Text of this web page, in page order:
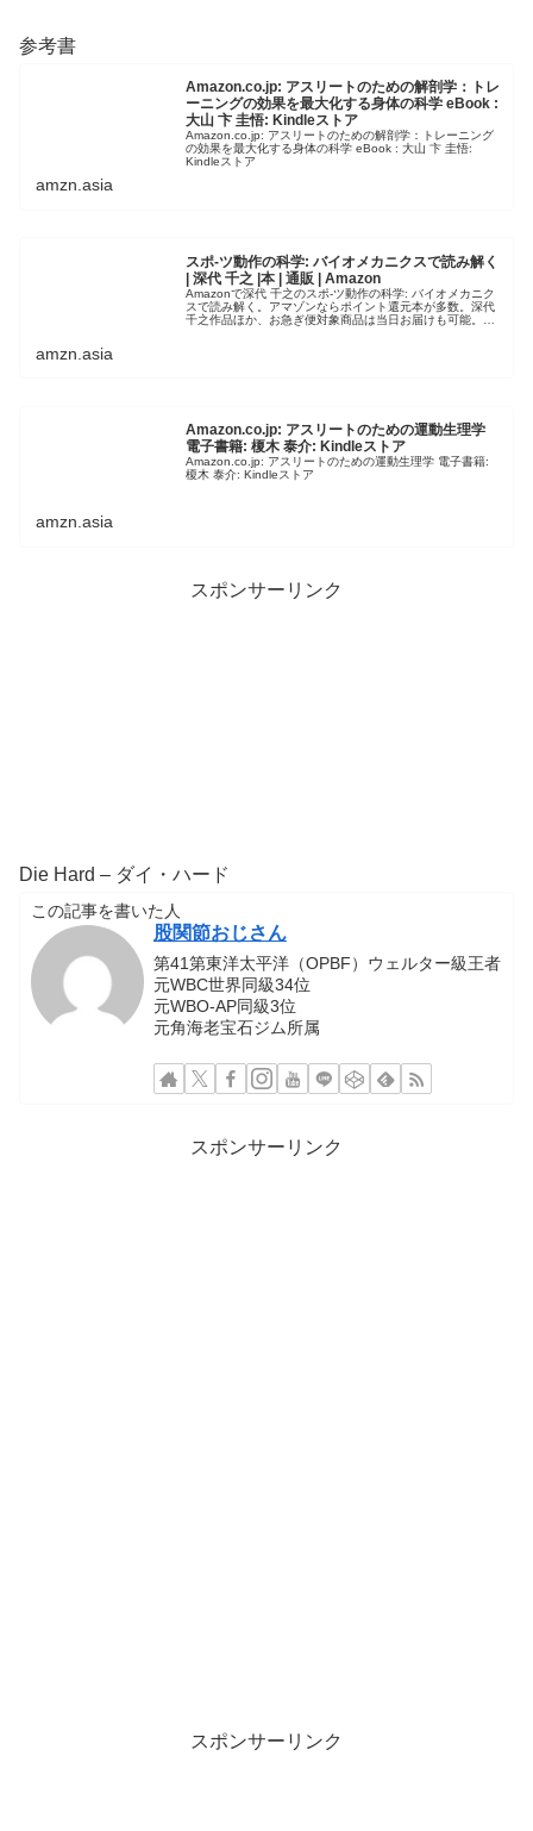
参考書
Amazon.co.jp: アスリートのための解剖学：トレ
ーニングの効果を最大化する身体の科学 eBook :
大山 卞 圭悟: Kindleストア
Amazon.co.jp: アスリートのための解剖学：トレーニング
の効果を最大化する身体の科学 eBook : 大山 卞 圭悟:
Kindleストア
amzn.asia
スポ-ツ動作の科学: バイオメカニクスで読み解く
| 深代 千之 |本 | 通販 | Amazon
Amazonで深代 千之のスポ-ツ動作の科学: バイオメカニク
スで読み解く。アマゾンならポイント還元本が多数。深代
千之作品ほか、お急ぎ便対象商品は当日お届けも可能。ま
amzn.asia
Amazon.co.jp: アスリートのための運動生理学
電子書籍: 榎木 泰介: Kindleストア
Amazon.co.jp: アスリートのための運動生理学 電子書籍:
榎木 泰介: Kindleストア
amzn.asia
スポンサーリンク
Die Hard – ダイ・ハード
この記事を書いた人
股関節おじさん
第41第東洋太平洋（OPBF）ウェルター級王者
元WBC世界同級34位
元WBO-AP同級3位
元角海老宝石ジム所属
スポンサーリンク
スポンサーリンク